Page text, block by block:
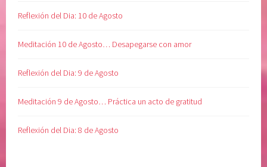
Reflexión del Dia: 10 de Agosto
Meditación 10 de Agosto… Desapegarse con amor
Reflexión del Dia: 9 de Agosto
Meditación 9 de Agosto… Práctica un acto de gratitud
Reflexión del Dia: 8 de Agosto